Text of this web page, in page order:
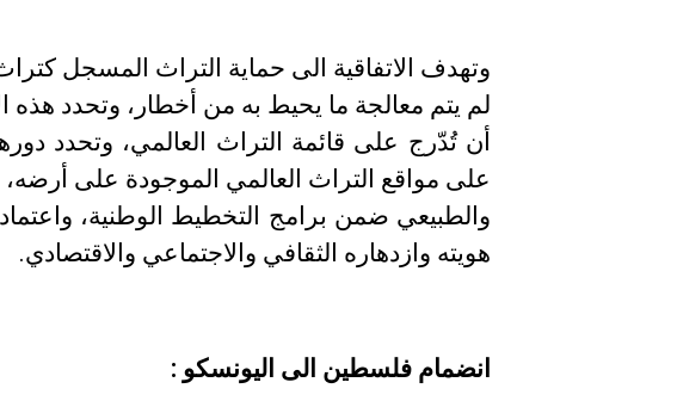
وتهدف الاتفاقية الى حماية التراث المسجل
لم يتم معالجة ما يحيط به من أخطار، وتحدد هذه
أن تُدّرج على قائمة التراث العالمي، وتحدد
على مواقع التراث العالمي الموجودة على أرضه،
والطبيعي ضمن برامج التخطيط الوطنية،
هويته وازدهاره الثقافي والاجتماعي والاقتصادي.
انضمام فلسطين الى اليونسكو :